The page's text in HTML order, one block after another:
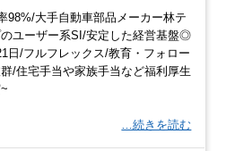
98%/大手自動車部品メーカー林テ
のユーザー系SI/安定した経営基盤◎
日/フルフレックス/教育・フォロー
/住宅手当や家族手当など福利厚生
…続きを読む